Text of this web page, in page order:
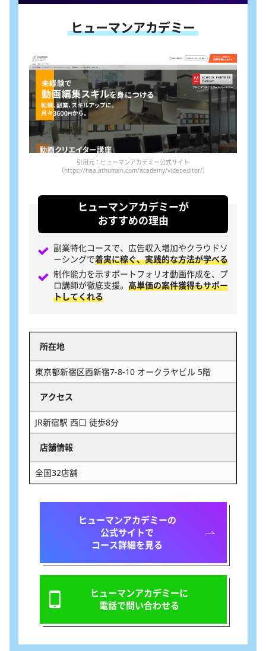
ヒューマンアカデミー
引用元：ヒューマンアカデミー公式サイト
（https://haa.athuman.com/academy/videoeditor/）
ヒューマンアカデミーが
おすすめの理由
副業特化コースで、広告収入増加やクラウドソ
ーシングで着実に稼ぐ、実践的な方法が学べる
制作能力を示すポートフォリオ動画作成を、プ
ロ講師が徹底支援。 高単価の案件獲得もサポー
トしてくれる
所在地
東京都新宿区西新宿7-8-10 オークラヤビル 5階
アクセス
JR新宿駅 西口 徒歩8分
店舗情報
全国32店舗
ヒューマンアカデミーの
公式サイトで
コース詳細を見る
ヒューマンアカデミーに
電話で問い合わせる